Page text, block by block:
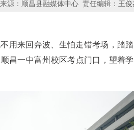
来源：顺昌县融媒体中心 责任编辑：王俊
用来回奔波、生怕走错考场，踏
昌一中富州校区考点门口，望着